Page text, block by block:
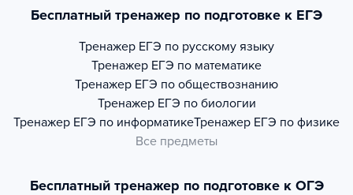
Бесплатный тренажер по подготовке к ЕГЭ
Тренажер ЕГЭ по русскому языку
Тренажер ЕГЭ по математике
Тренажер ЕГЭ по обществознанию
Тренажер ЕГЭ по биологии
Тренажер ЕГЭ по информатикеТренажер ЕГЭ по физике
Все предметы
Бесплатный тренажер по подготовке к ОГЭ